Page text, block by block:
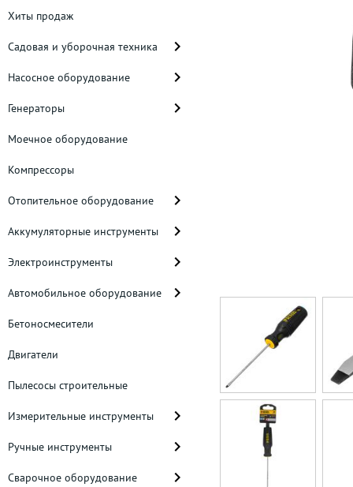
Хиты продаж
Садовая и уборочная техника
Насосное оборудование
Генераторы
Моечное оборудование
Компрессоры
Отопительное оборудование
Аккумуляторные инструменты
Электроинструменты
Автомобильное оборудование
Бетоносмесители
Двигатели
Пылесосы строительные
Измерительные инструменты
Ручные инструменты
Сварочное оборудование